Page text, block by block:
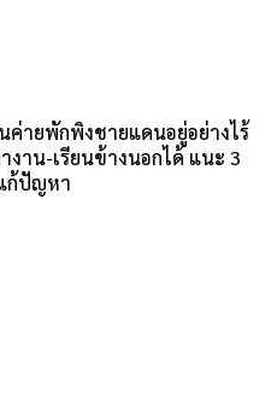
ายพักพิงชายแดนอยู่อย่างไร้
งาน-เรียนข้างนอกได้ แนะ 3
ก้ปัญหา